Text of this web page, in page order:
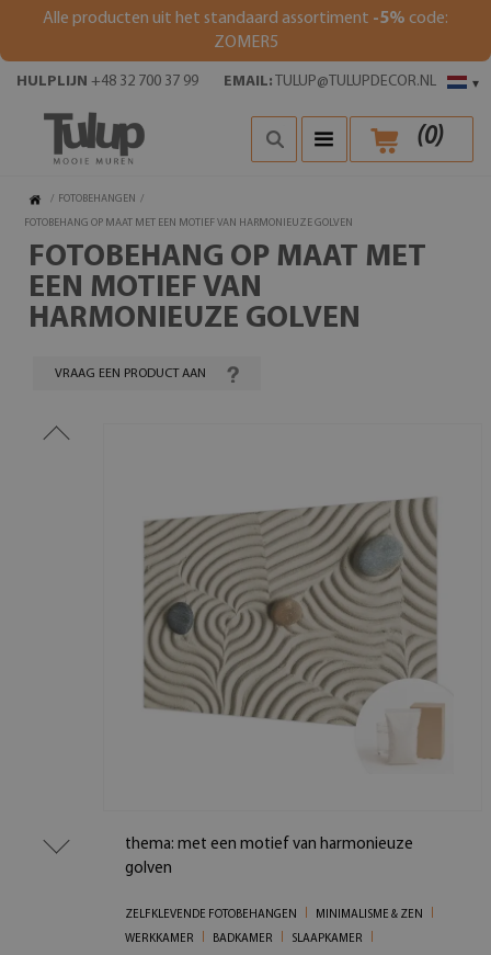
Alle producten uit het standaard assortiment -5% code:
ZOMER5
▾
HULPLIJN +48 32 700 37 99 EMAIL: TULUP@TULUPDECOR.NL
(0)
/ FOTOBEHANGEN /
FOTOBEHANG OP MAAT MET EEN MOTIEF VAN HARMONIEUZE GOLVEN
FOTOBEHANG OP MAAT MET
EEN MOTIEF VAN
HARMONIEUZE GOLVEN
VRAAG EEN PRODUCT AAN
thema: met een motief van harmonieuze
golven
ZELFKLEVENDE FOTOBEHANGEN
MINIMALISME & ZEN
WERKKAMER
BADKAMER
SLAAPKAMER